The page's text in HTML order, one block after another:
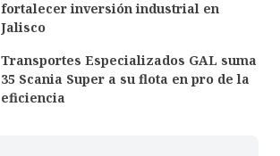
fortalecer inversión industrial en
Jalisco
Transportes Especializados GAL suma
35 Scania Super a su flota en pro de la
eficiencia